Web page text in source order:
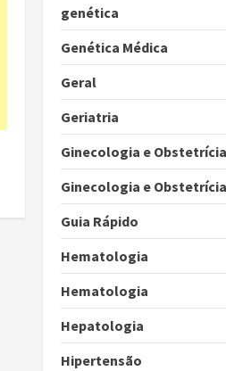
genética
Genética Médica
Geral
Geriatria
Ginecologia e Obstetrícia
Ginecologia e Obstetrícia
Guia Rápido
Hematologia
Hematologia
Hepatologia
Hipertensão